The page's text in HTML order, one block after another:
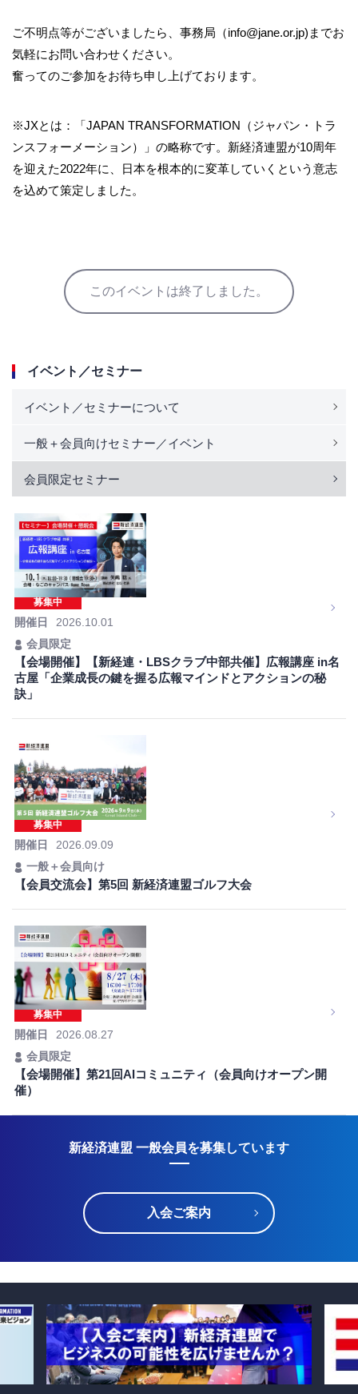
ご不明点等がございましたら、事務局（info@jane.or.jp)までお
気軽にお問い合わせください。
奮ってのご参加をお待ち申し上げております。
※JXとは：「JAPAN TRANSFORMATION（ジャパン・トラ
ンスフォーメーション）」の略称です。新経済連盟が10周年
を迎えた2022年に、日本を根本的に変革していくという意志
を込めて策定しました。
このイベントは終了しました。
イベント／セミナー
イベント／セミナーについて
一般＋会員向けセミナー／イベント
会員限定セミナー
募集中
開催日
2026.10.01
会員限定
【会場開催】【新経連・LBSクラブ中部共催】広報講座 in名
古屋「企業成長の鍵を握る広報マインドとアクションの秘
訣」
募集中
開催日
2026.09.09
一般＋会員向け
【会員交流会】第5回 新経済連盟ゴルフ大会
募集中
開催日
2026.08.27
会員限定
【会場開催】第21回AIコミュニティ（会員向けオープン開
催）
新経済連盟 一般会員を募集しています
入会ご案内